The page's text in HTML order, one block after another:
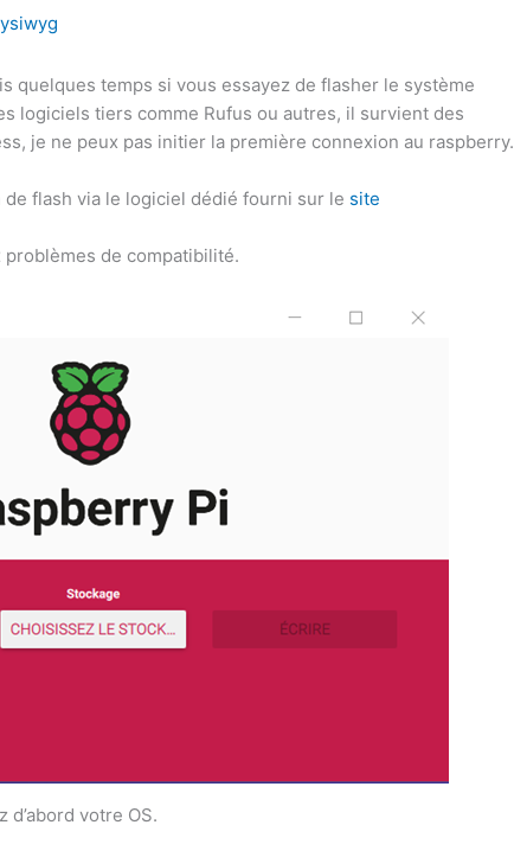
quelques temps si vous essayez de flasher le système
logiciels tiers comme Rufus ou autres, il survient des
je ne peux pas initier la première connexion au raspberry.
flash via le logiciel dédié fourni sur le site
de compatibilité.
votre OS.